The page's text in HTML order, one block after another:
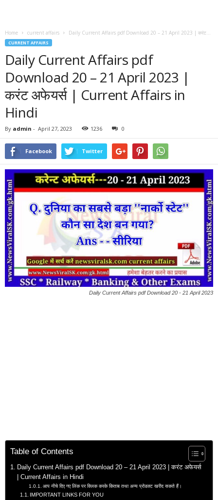
Home current affairs Daily Current Affairs pdf Download 20 – 21 April 2023 | करंट...
CURRENT AFFAIRS
Daily Current Affairs pdf
Download 20 – 21 April 2023 |
करंट अफेयर्स | Current Affairs in
Hindi
By admin - April 27, 2023 1236 0
Facebook Twitter
Daily Current Affairs pdf Download 20 - 21 April 2023
Table of Contents
Daily Current Affairs pdf Download 20 – 21 April 2023 | करंट अफेयर्स
| Current Affairs in Hindi
आप नीचे दिए गए लिंक पर क्लिक करके किताब तथा अन्य प्रोडक्ट खरीद सकते हैं।
IMPORTANT LINKS FOR YOU